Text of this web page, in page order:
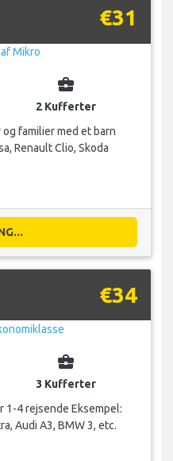
€31
business_center
2 Kufferter
familier med et barn
Renault Clio, Skoda
€34
business_center
3 Kufferter
1-4 rejsende Eksempel:
Audi A3, BMW 3, etc.